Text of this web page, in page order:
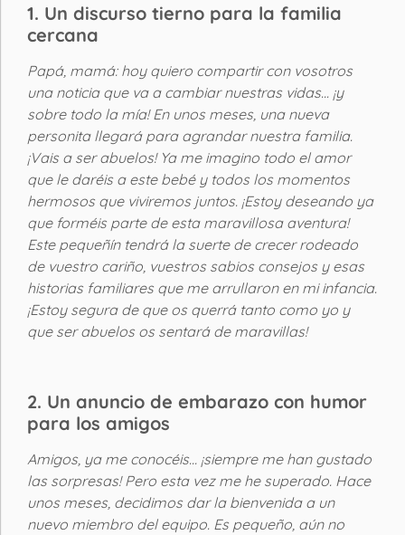
1. Un discurso tierno para la familia
cercana
Papá, mamá: hoy quiero compartir con vosotros
una noticia que va a cambiar nuestras vidas... ¡y
sobre todo la mía! En unos meses, una nueva
personita llegará para agrandar nuestra familia.
¡Vais a ser abuelos! Ya me imagino todo el amor
que le daréis a este bebé y todos los momentos
hermosos que viviremos juntos. ¡Estoy deseando ya
que forméis parte de esta maravillosa aventura!
Este pequeñín tendrá la suerte de crecer rodeado
de vuestro cariño, vuestros sabios consejos y esas
historias familiares que me arrullaron en mi infancia.
¡Estoy segura de que os querrá tanto como yo y
que ser abuelos os sentará de maravillas!
2. Un anuncio de embarazo con humor
para los amigos
Amigos, ya me conocéis… ¡siempre me han gustado
las sorpresas! Pero esta vez me he superado. Hace
unos meses, decidimos dar la bienvenida a un
nuevo miembro del equipo. Es pequeño, aún no